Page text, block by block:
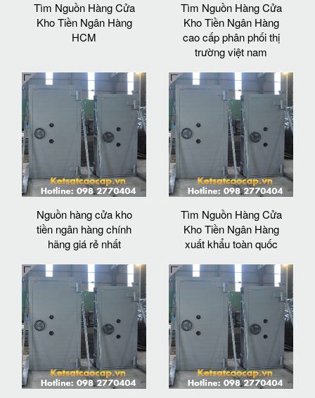
Tìm Nguồn Hàng Cửa
Kho Tiền Ngân Hàng
HCM
Tìm Nguồn Hàng Cửa
Kho Tiền Ngân Hàng
cao cấp phân phối thị
trường việt nam
Nguồn hàng cửa kho
tiền ngân hàng chính
hãng giá rẻ nhất
Tìm Nguồn Hàng Cửa
Kho Tiền Ngân Hàng
xuất khẩu toàn quốc